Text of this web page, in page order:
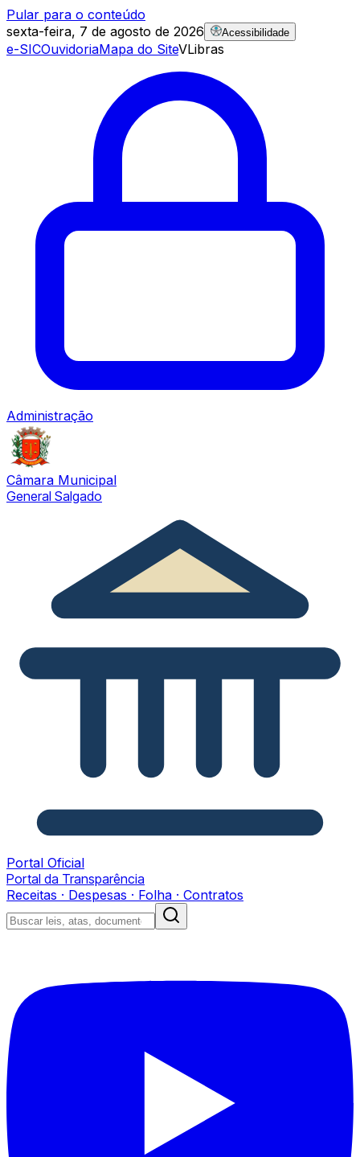
Pular para o conteúdo
sexta-feira, 7 de agosto de 2026
Acessibilidade
e-SICOuvidoriaMapa do SiteVLibras
Administração
Câmara Municipal
General Salgado
Portal Oficial
Portal da Transparência
Receitas · Despesas · Folha · Contratos